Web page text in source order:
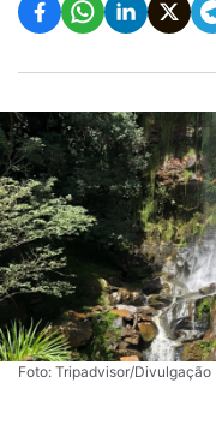
Foto: Tripadvisor/Divulgação